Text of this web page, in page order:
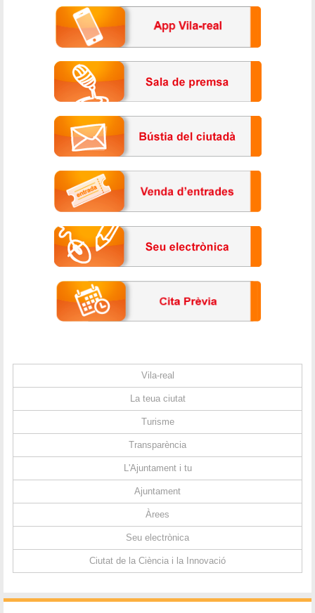
Vila-real
La teua ciutat
Turisme
Transparència
L'Ajuntament i tu
Ajuntament
Àrees
Seu electrònica
Ciutat de la Ciència i la Innovació